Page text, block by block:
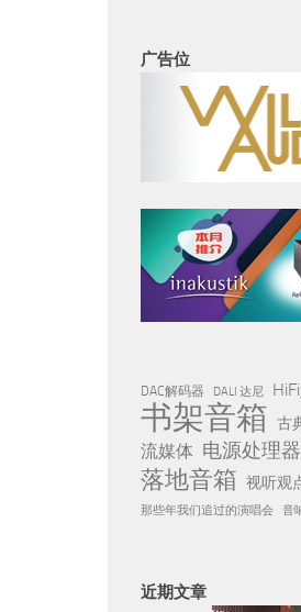
广告位
DAC解码器 DALI 达尼
书架音箱 古
流媒体 电源处理器
落地音箱 视听观
那些年我们追过的演唱会 音
近期文章